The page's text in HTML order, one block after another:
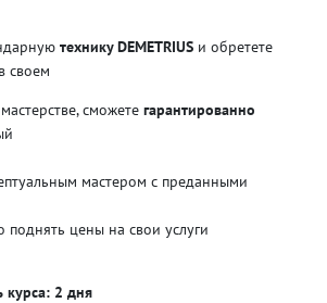
технику DEMETRIUS и обретете
своем
сможете гарантированно
мастером с преданными
поднять цены на свои услуги
курса: 2 дня